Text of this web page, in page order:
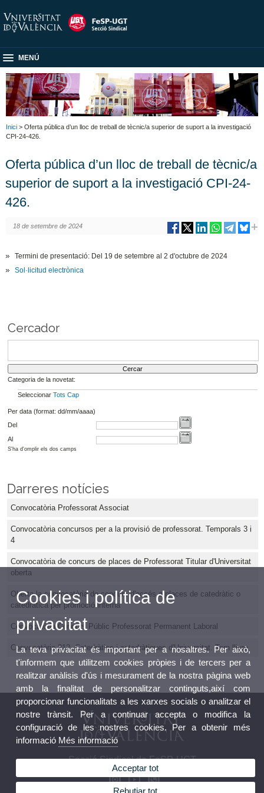
MENÚ
Inici > Oferta pública d’un lloc de treball de tècnic/a superior de suport a la investigació
CPI-24-426.
Oferta pública d’un lloc de treball de tècnic/a
superior de suport a la investigació CPI-24-
426.
18 de setembre de 2024
Termini de presentació: Del 19 de setembre al 2 d'octubre de 2024
Sol·licitud electrònica
Cercador
Categoria de la novetat:
Seleccionar Tots Cap
Per data (format: dd/mm/aaaa)
Del
Al
S'ha d'omplir els dos camps
Darreres notícies
Convocatòria Professorat Associat
Convocatòria concursos per a la provisió de professorat. Temporals 3 i
4
Convocatòria de concurs de places de Professorat Titular d'Universitat
oberta
Oberta la convocatòria de concurs d'accés a places de catedràtic o
catedràtica per promoció interna
Convocatòria Concurs Públic Professorat Permanent Laboral
Convocatòria 212. Catedràtics i catedràtiques d'Universitat. Torn lliure
Secció Sindical de FeSP-UGT
Cookies i política de
privacitat
La teva privacitat és important per a nosaltres. Per això,
t'informem que utilitzem cookies pròpies i de tercers per a
realitzar anàlisis d'ús i mesurament de la nostra pàgina web
amb la finalitat de personalitzar continguts,així com
proporcionar funcionalitats a les xarxes socials o analitzar el
nostre trànsit. Per a continuar accepta o modifica la
configuració de les nostres cookies. Per a obtenir més
informació Més informació
Acceptar tot
Rebutjar tot